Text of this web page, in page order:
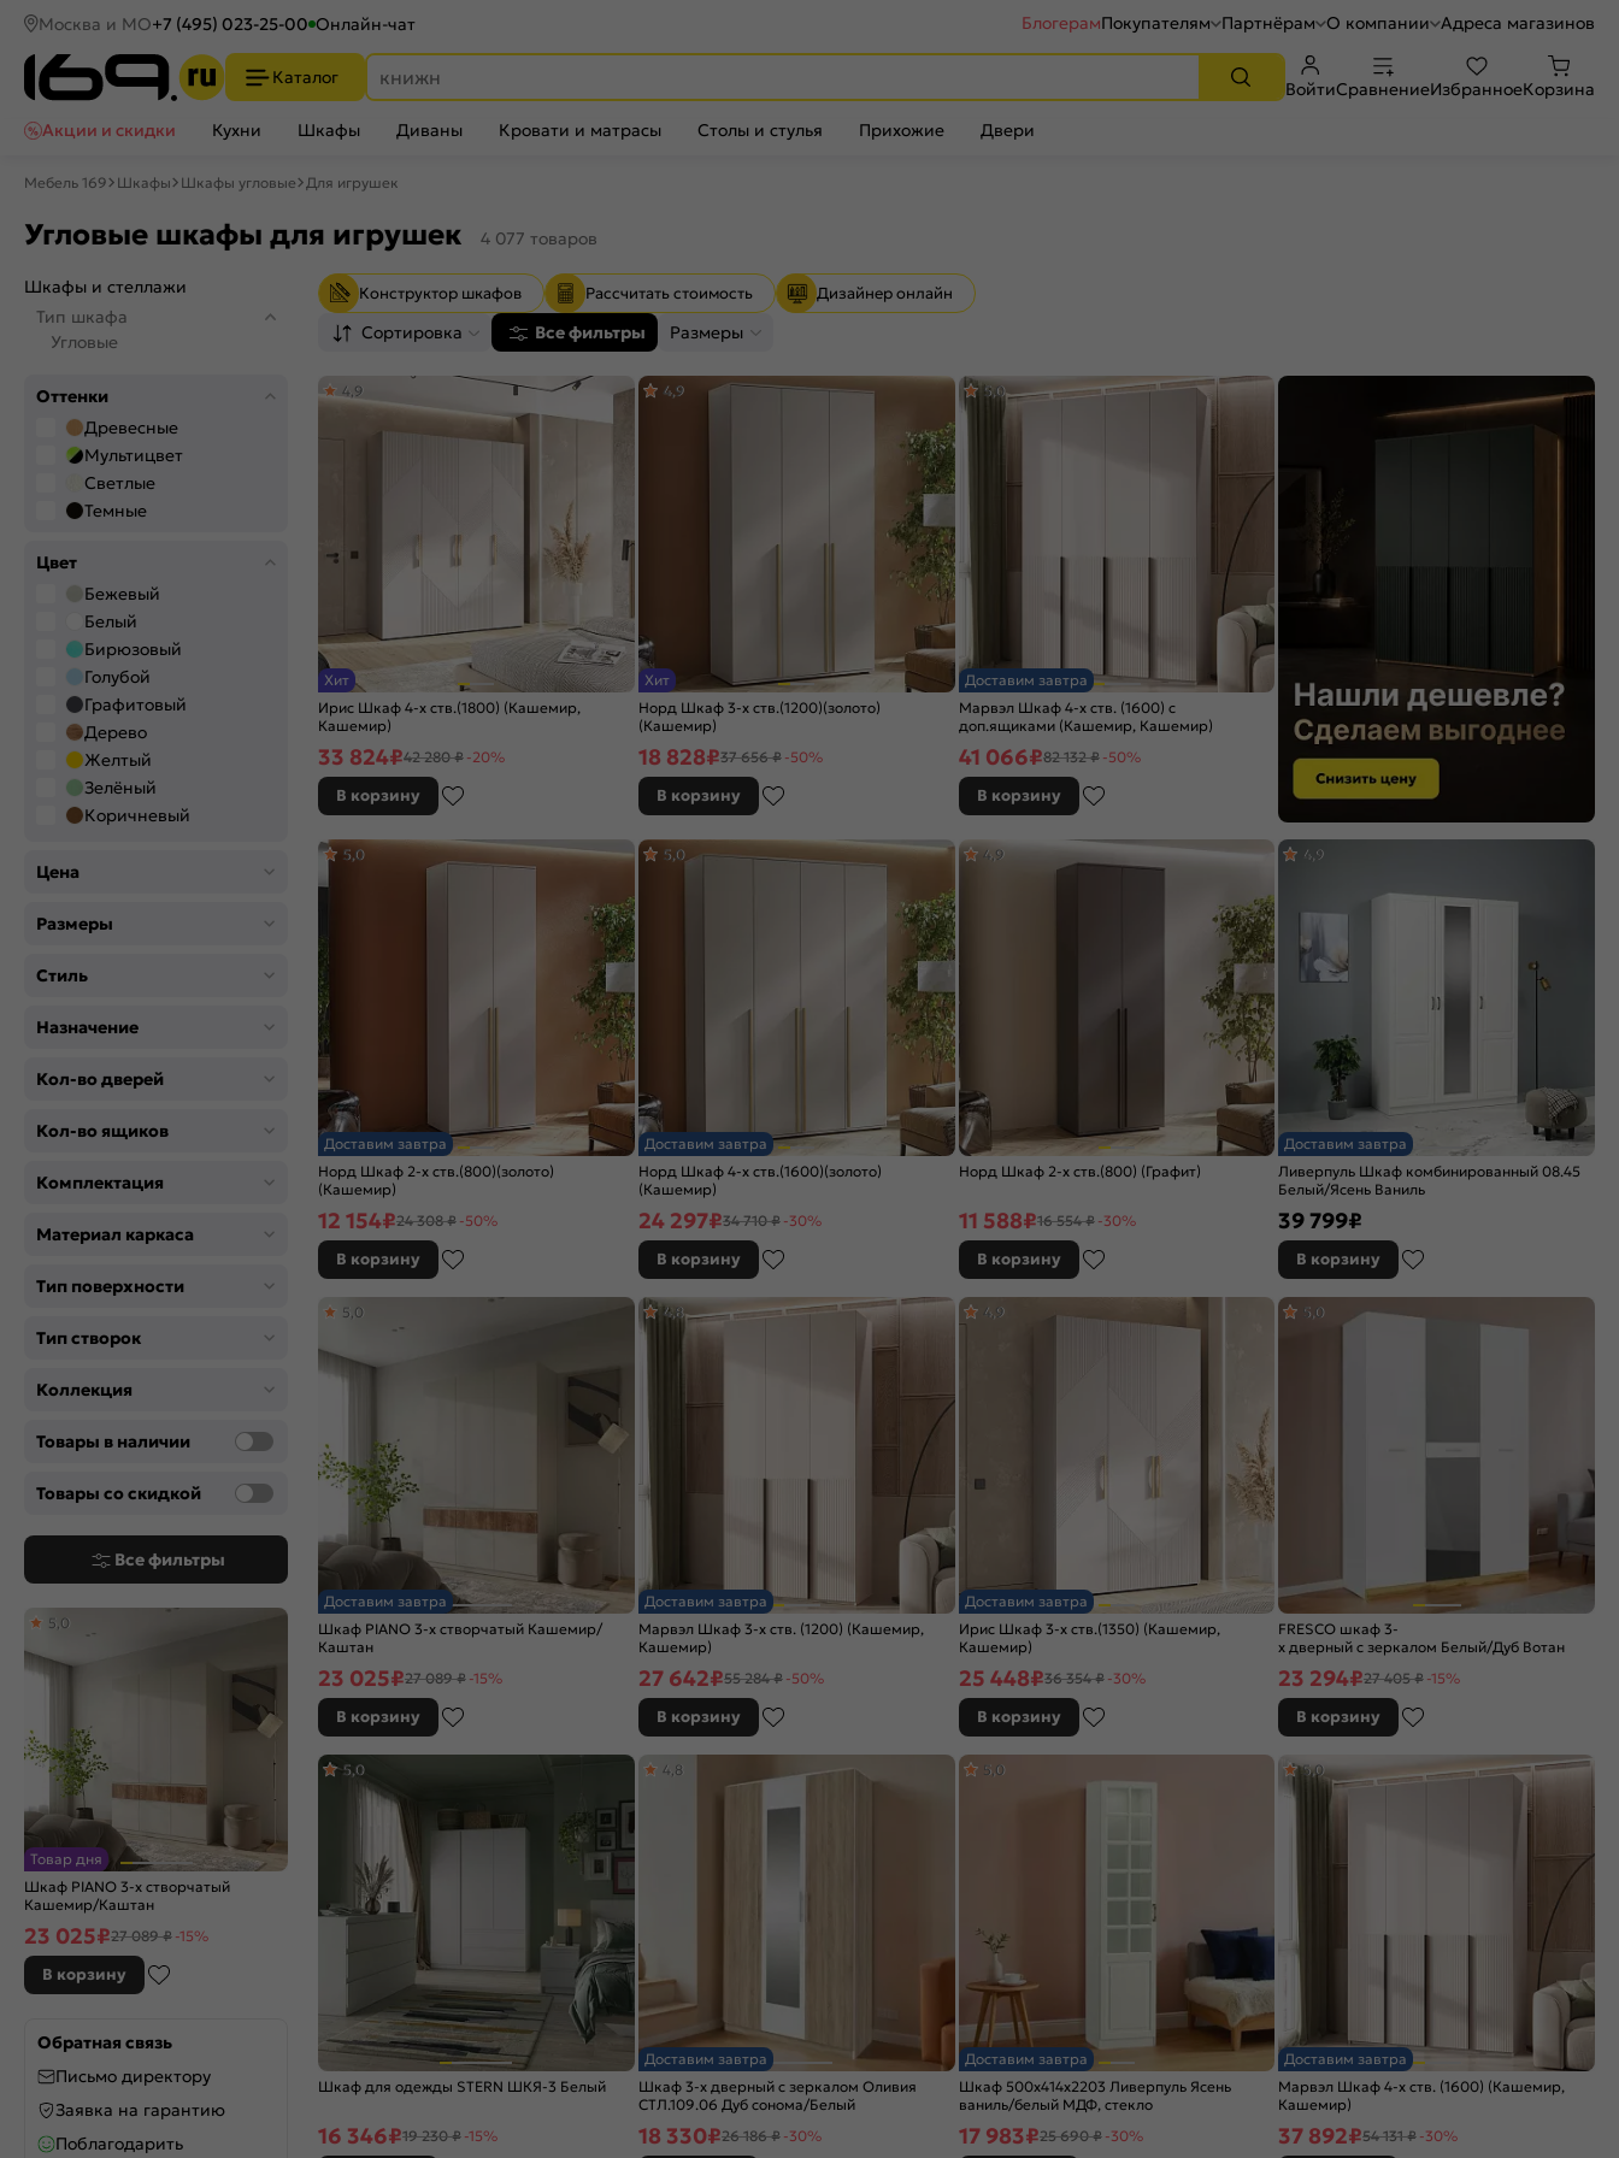
Москва и МО+7 (495) 023-25-00 Онлайн-чат БлогерамПокупателям Партнёрам О компании Адреса магазинов
Каталог
ВойтиСравнениеИзбранноеКорзина
Акции и скидки
Кухни Шкафы Диваны Кровати и матрасы Столы и стулья Прихожие Двери
Мебель 169 Шкафы Шкафы угловые Для игрушек
Угловые шкафы для игрушек 4 077 товаров
Шкафы и стеллажи
Тип шкафа
Угловые
Оттенки
Древесные
Мультицвет
Светлые
Темные
Цвет
Бежевый
Белый
Бирюзовый
Голубой
Графитовый
Дерево
Желтый
Зелёный
Коричневый
Хром
Цена
Размеры
Стиль
Назначение
Кол-во дверей
Кол-во ящиков
Комплектация
Материал каркаса
Тип поверхности
Тип створок
Коллекция
Товары в наличии
Товары со скидкой
Все фильтры
Товар дня
Шкаф PIANO 3-х створчатый
Кашемир/Каштан
5,0
23 025₽27 089 ₽ -15%
В корзину
Обратная связь
Письмо директору
Заявка на гарантию
Поблагодарить
Конструктор шкафов Рассчитать стоимость Дизайнер онлайн
Сортировка Все фильтры Размеры
Хит
Ирис Шкаф 4-х ств.(1800) (Кашемир,
Кашемир)
4,9
33 824₽42 280 ₽ -20%
В корзину
Хит
Норд Шкаф 3-х ств.(1200)(золото)
(Кашемир)
4,9
18 828₽37 656 ₽ -50%
В корзину
Доставим завтра
Марвэл Шкаф 4-х ств. (1600) с
доп.ящиками (Кашемир, Кашемир)
5,0
41 066₽82 132 ₽ -50%
В корзину
Доставим завтра
Норд Шкаф 2-х ств.(800)(золото)
(Кашемир)
5,0
12 154₽24 308 ₽ -50%
В корзину
Доставим завтра
Норд Шкаф 4-х ств.(1600)(золото)
(Кашемир)
5,0
24 297₽34 710 ₽ -30%
В корзину
Норд Шкаф 2-х ств.(800) (Графит)
4,9
11 588₽16 554 ₽ -30%
В корзину
Доставим завтра
Ливерпуль Шкаф комбинированный 08.45
Белый/Ясень Ваниль
4,9
39 799₽
В корзину
Доставим завтра
Шкаф PIANO 3-х створчатый Кашемир/
Каштан
5,0
23 025₽27 089 ₽ -15%
В корзину
Доставим завтра
Марвэл Шкаф 3-х ств. (1200) (Кашемир,
Кашемир)
4,8
27 642₽55 284 ₽ -50%
В корзину
Доставим завтра
Ирис Шкаф 3-х ств.(1350) (Кашемир,
Кашемир)
4,9
25 448₽36 354 ₽ -30%
В корзину
FRESCO шкаф 3-
х дверный с зеркалом Белый/Дуб Вотан
5,0
23 294₽27 405 ₽ -15%
В корзину
Шкаф для одежды STERN ШКЯ-3 Белый
5,0
16 346₽19 230 ₽ -15%
Доставим завтра
Шкаф 3-х дверный с зеркалом Оливия
СТЛ.109.06 Дуб сонома/Белый
4,8
18 330₽26 186 ₽ -30%
Доставим завтра
Шкаф 500x414x2203 Ливерпуль Ясень
ваниль/белый МДФ, стекло
5,0
17 983₽25 690 ₽ -30%
Доставим завтра
Марвэл Шкаф 4-х ств. (1600) (Кашемир,
Кашемир)
5,0
37 892₽54 131 ₽ -30%